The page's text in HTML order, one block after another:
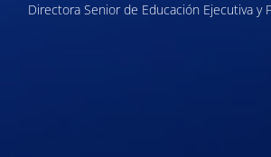
Directora Senior de Educación Ejecutiva y